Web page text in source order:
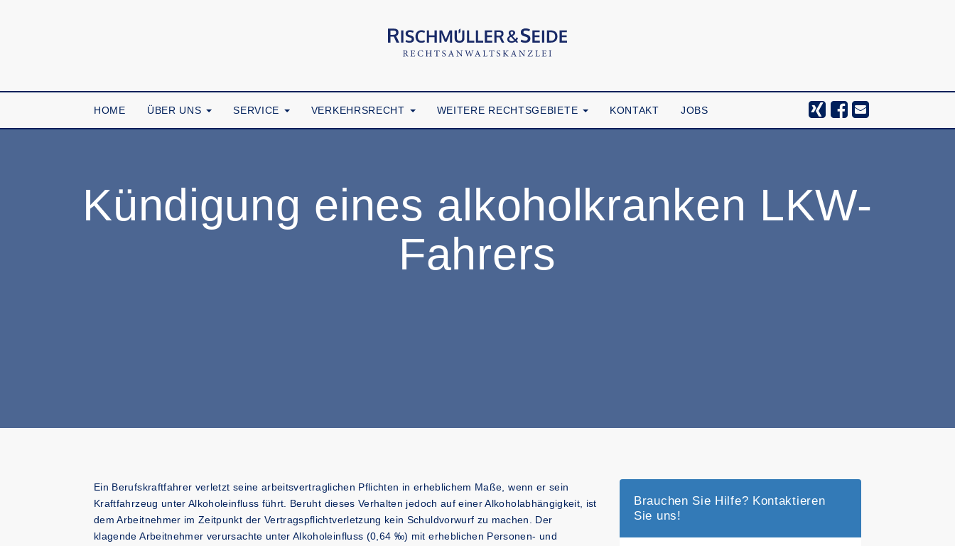
HOME ÜBER UNS SERVICE VERKEHRSRECHT WEITERE RECHTSGEBIETE KONTAKT JOBS
Kündigung eines alkoholkranken LKW-
Fahrers
Ein Berufskraftfahrer verletzt seine arbeitsvertraglichen Pflichten in erheblichem Maße, wenn er sein
Kraftfahrzeug unter Alkoholeinfluss führt. Beruht dieses Verhalten jedoch auf einer Alkoholabhängigkeit, ist
dem Arbeitnehmer im Zeitpunkt der Vertragspflichtverletzung kein Schuldvorwurf zu machen. Der
klagende Arbeitnehmer verursachte unter Alkoholeinfluss (0,64 ‰) mit erheblichen Personen- und
Brauchen Sie Hilfe? Kontaktieren
Sie uns!